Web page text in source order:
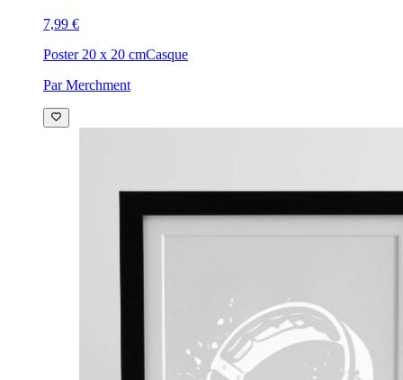
7,99 €
Poster 20 x 20 cmCasque
Par Merchment